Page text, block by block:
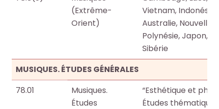
(Extrême-
Orient)
Vietnam, Indonésie,
Australie, Nouvelle-
Polynésie, Japon,
Sibérie
MUSIQUES. ÉTUDES GÉNÉRALES
78.01
Musiques.
Études
“Esthétique et
Études